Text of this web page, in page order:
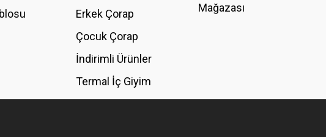
Erkek Çorap
Çocuk Çorap
İndirimli Ürünler
Termal İç Giyim
Mağazası